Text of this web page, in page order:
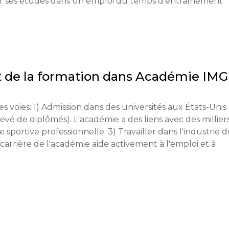
l'anglais suffisante pour comprendre les instructions de
doivent être traduits en anglais. Un visa F-1
est requise. Un dépôt significatif est nécessaire
de manière continue (admissions
de la formation dans Académie IMG
1) Admission dans des universités aux États-Unis
de diplômés). L'académie a des liens avec des
professionnelle. 3) Travailler dans l'industrie
de l'académie aide activement à l'emploi et à